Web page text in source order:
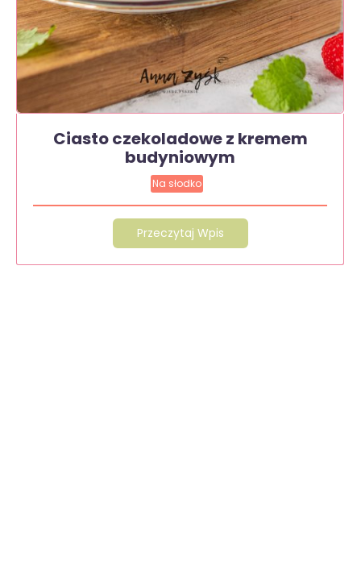
Ciasto czekoladowe z kremem
budyniowym
Na słodko
Przeczytaj Wpis